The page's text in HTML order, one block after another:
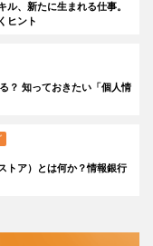
ル、新たに生まれる仕事。
ヒント
？ 知っておきたい「個人情
トア）とは何か？情報銀行